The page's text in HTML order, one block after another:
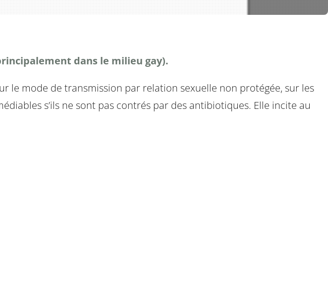
dans le milieu gay).
le mode de transmission par relation sexuelle non protégée, sur les
s’ils ne sont pas contrés par des antibiotiques. Elle incite au